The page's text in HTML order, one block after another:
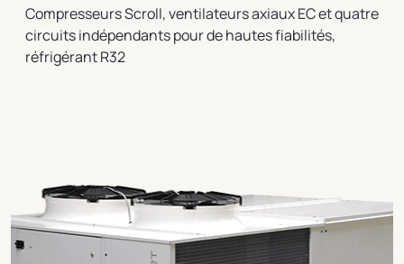
Compresseurs Scroll, ventilateurs axiaux EC et quatre
circuits indépendants pour de hautes fiabilités,
réfrigérant R32